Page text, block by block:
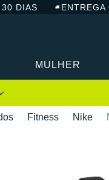
30 DIAS ENTREGA
MULHER
Fitness Nike